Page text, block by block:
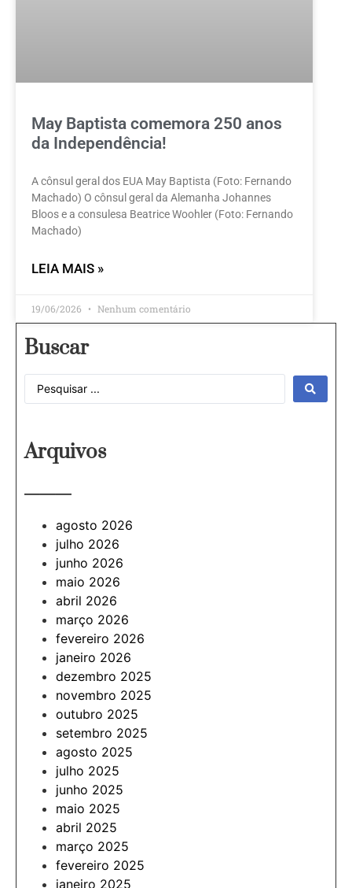
May Baptista comemora 250 anos
da Independência!
A cônsul geral dos EUA May Baptista (Foto: Fernando
Machado) O cônsul geral da Alemanha Johannes
Bloos e a consulesa Beatrice Woohler (Foto: Fernando
Machado)
LEIA MAIS »
19/06/2026 Nenhum comentário
Buscar
Arquivos
———
agosto 2026
julho 2026
junho 2026
maio 2026
abril 2026
março 2026
fevereiro 2026
janeiro 2026
dezembro 2025
novembro 2025
outubro 2025
setembro 2025
agosto 2025
julho 2025
junho 2025
maio 2025
abril 2025
março 2025
fevereiro 2025
janeiro 2025